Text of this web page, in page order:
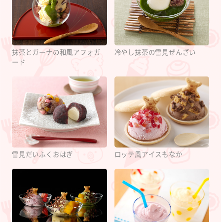
抹茶とガーナの和風アフォガ
ード
冷やし抹茶の雪見ぜんざい
雪見だいふくおはぎ ロッテ風アイスもなか